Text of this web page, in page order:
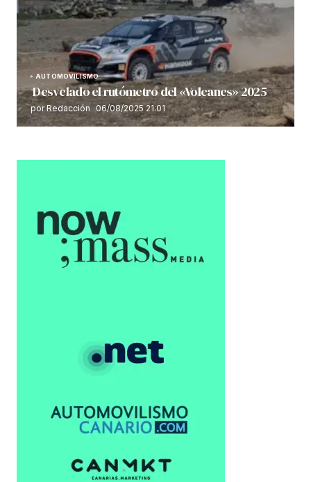
AUTOMOVILISMO
Desvelado el rutómetro del «Volcanes» 2025
por Redacción 06/08/2025 21:01